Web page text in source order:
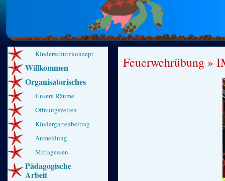
Feuerwehrübung »
Kinderschutzkonzept
Willkommen
Organisatorisches
Unsere Räume
Öffnungszeiten
Kindergartenbeitrag
Anmeldung
Mittagessen
Pädagogische
Arbeit